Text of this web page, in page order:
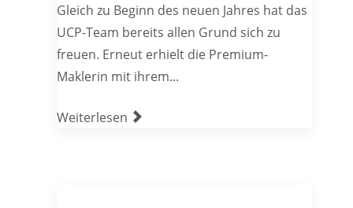
Gleich zu Beginn des neuen Jahres hat das
UCP-Team bereits allen Grund sich zu
freuen. Erneut erhielt die Premium-
Maklerin mit ihrem...
Weiterlesen